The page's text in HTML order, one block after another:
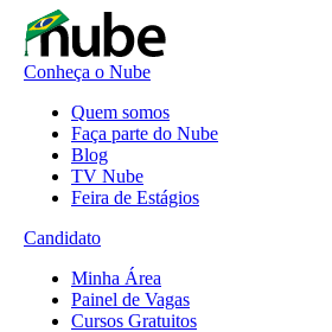
Conheça o Nube
Quem somos
Faça parte do Nube
Blog
TV Nube
Feira de Estágios
Candidato
Minha Área
Painel de Vagas
Cursos Gratuitos